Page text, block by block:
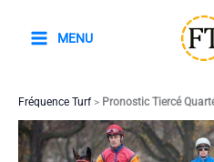
MENU
Fréquence Turf> Pronostic Tiercé